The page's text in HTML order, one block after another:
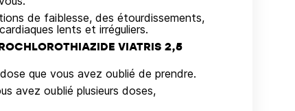
de faiblesse, des étourdissements,
lents et irréguliers.
VIATRIS 2,5
que vous avez oublié de prendre.
avez oublié plusieurs doses,